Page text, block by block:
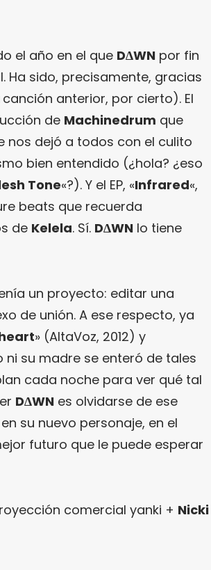
el año en el que D∆WN por fin
Ha sido, precisamente, gracias
anterior, por cierto). El
de Machinedrum que
nos dejó a todos con el culito
bien entendido (¿hola? ¿eso
Tone«?). Y el EP, «Infrared«,
beats que recuerda
de Kelela. Sí. D∆WN lo tiene
un proyecto: editar una
de unión. A ese respecto, ya
» (AltaVoz, 2012) y
ni su madre se enteró de tales
cada noche para ver qué tal
D∆WN es olvidarse de ese
su nuevo personaje, en el
futuro que le puede esperar
comercial yanki + Nicki